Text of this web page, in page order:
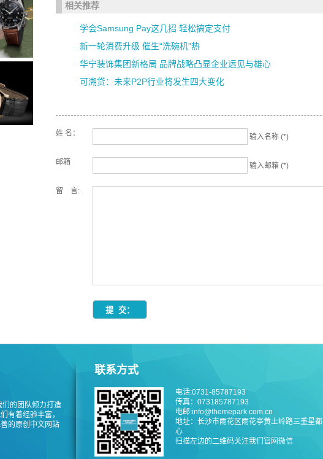
相关推荐
学会Samsung Pay这几招 轻松搞定支付
新一轮消费升级 催生“洗碗机”热
华宁装饰集团新格局 品牌战略凸显企业远见与雄心
可溯贷：未来P2P行业将发生四大变化
姓 名： 输入名称 (*)
邮箱 输入邮箱 (*)
留 言:
的团队倾力打造
有着经验丰富，
的原创中文网站
联系方式
电话:0731-85787193
传真：073185787193
电邮:info@themepark.com.cn
地址：长沙市雨花区雨花亭黄土岭路三重星都
心
扫描左边的二维码关注我们官网微信